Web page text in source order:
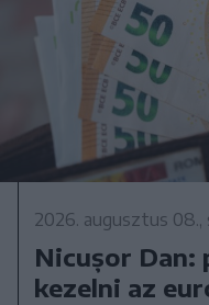
2026. augusztus
Nicușor
kezelni az